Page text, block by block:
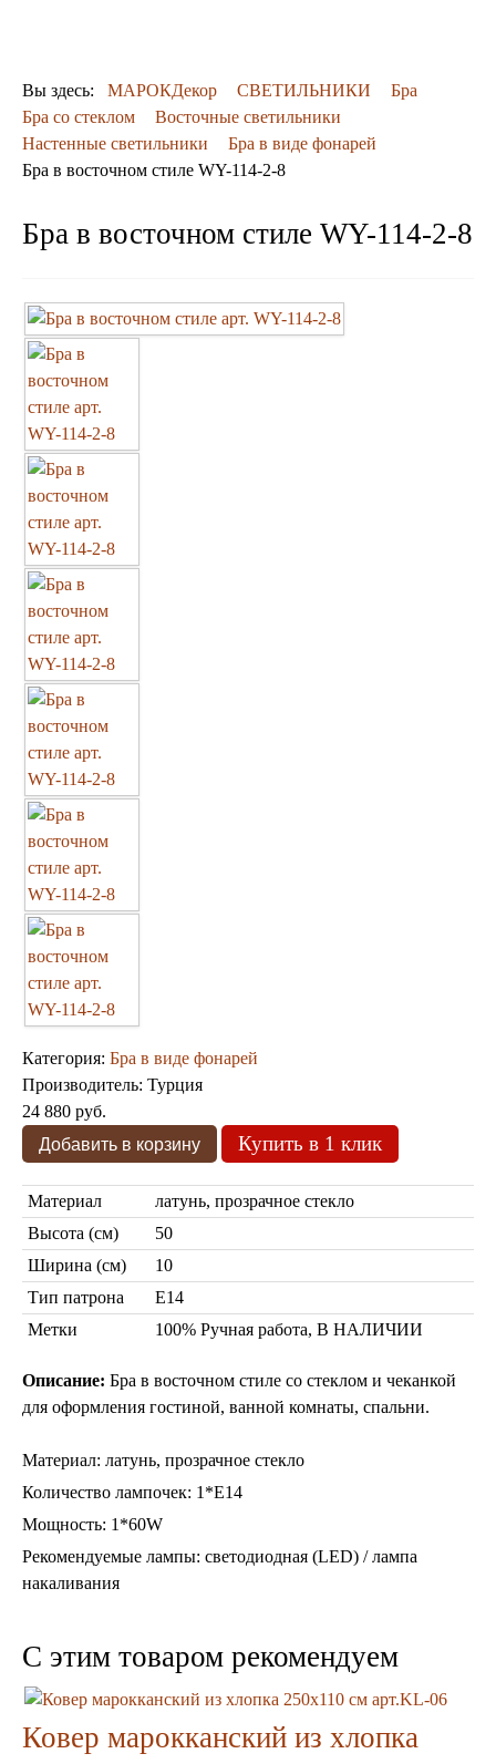
Люстры марокканские
Бра
Марокканские светильники
Бра со стеклом
Настольные лампы
Мозаичные лампы
Торшеры
Торшеры Марокко
Торшеры Мозаика
Торшеры со стеклом
Светильники в хамам
Светильники потолочные
Светильники для кафе и ресторанов
Светильники дизайнерские
Светильники Лофт
Светильники с цепочками
Люстры для мечети
Абажуры
Столы и столики
Комоды и тумбы
Консоли
Шкафы
Обеденные группы
Спальня Марокко
Курны в хамам
Краны и смесители в хамам
Раковины латунные и медные
Медные тазы и ведра
ПОСУДА
КОНТАКТЫ
Вы здесь: МАРОКДекор СВЕТИЛЬНИКИ
Бра
Бра со стеклом
Восточные светильники
Настенные светильники
Бра в виде фонарей
Бра в восточном стиле WY-114-2-8
Бра в восточном стиле WY-114-2-8
Категория: Бра в виде фонарей
Производитель: Турция
24 880 руб.
Купить в 1 клик
Материал
латунь, прозрачное стекло
Высота (см)
50
Ширина (см)
10
Тип патрона
Е14
Метки
100% Ручная работа, В НАЛИЧИИ
Описание: Бра в восточном стиле со стеклом и чеканкой
для оформления гостиной, ванной комнаты, спальни.
Материал: латунь, прозрачное стекло
Количество лампочек: 1*Е14
Мощность: 1*60W
Рекомендуемые лампы: светодиодная (LED) / лампа
накаливания
C этим товаром рекомендуем
Ковер марокканский из хлопка